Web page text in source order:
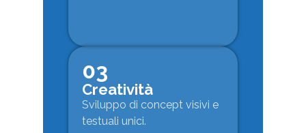
03
Creatività
Sviluppo di concept visivi e
testuali unici.